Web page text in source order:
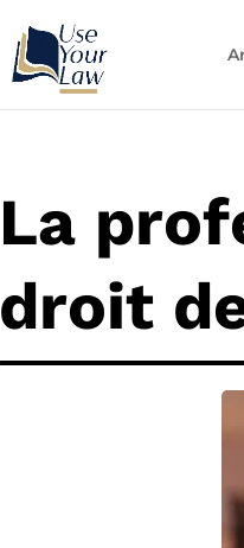
La
droit